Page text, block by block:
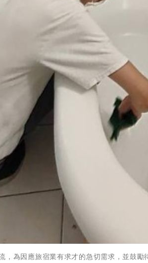
，為因應旅宿業有求才的急切需求，並鼓